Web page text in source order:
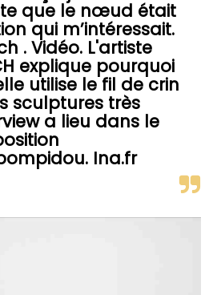
que le nœud était
qui m’intéressait.
. Vidéo. L'artiste
explique pourquoi
utilise le fil de crin
sculptures très
a lieu dans le
Ina.fr